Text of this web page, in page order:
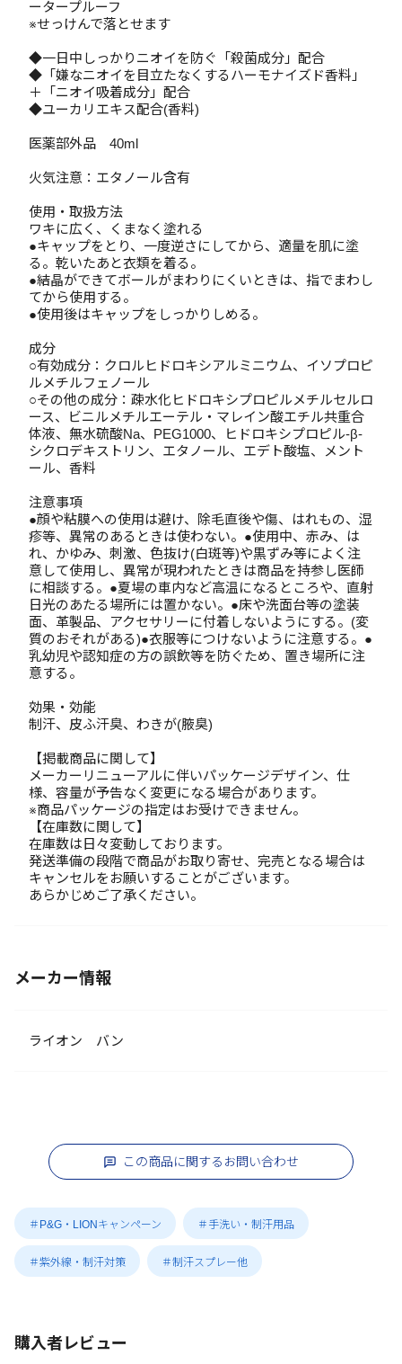
ータープルーフ
※せっけんで落とせます
◆一日中しっかりニオイを防ぐ「殺菌成分」配合
◆「嫌なニオイを目立たなくするハーモナイズド香料」
＋「ニオイ吸着成分」配合
◆ユーカリエキス配合(香料)
医薬部外品 40ml
火気注意：エタノール含有
使用・取扱方法
ワキに広く、くまなく塗れる
●キャップをとり、一度逆さにしてから、適量を肌に塗
る。乾いたあと衣類を着る。
●結晶ができてボールがまわりにくいときは、指でまわし
てから使用する。
●使用後はキャップをしっかりしめる。
成分
○有効成分：クロルヒドロキシアルミニウム、イソプロピ
ルメチルフェノール
○その他の成分：疎水化ヒドロキシプロピルメチルセルロ
ース、ビニルメチルエーテル・マレイン酸エチル共重合
体液、無水硫酸Na、PEG1000、ヒドロキシプロピル-β-
シクロデキストリン、エタノール、エデト酸塩、メント
ール、香料
注意事項
●顔や粘膜への使用は避け、除毛直後や傷、はれもの、湿
疹等、異常のあるときは使わない。●使用中、赤み、は
れ、かゆみ、刺激、色抜け(白斑等)や黒ずみ等によく注
意して使用し、異常が現われたときは商品を持参し医師
に相談する。●夏場の車内など高温になるところや、直射
日光のあたる場所には置かない。●床や洗面台等の塗装
面、革製品、アクセサリーに付着しないようにする。(変
質のおそれがある)●衣服等につけないように注意する。●
乳幼児や認知症の方の誤飲等を防ぐため、置き場所に注
意する。
効果・効能
制汗、皮ふ汗臭、わきが(腋臭)
【掲載商品に関して】
メーカーリニューアルに伴いパッケージデザイン、仕
様、容量が予告なく変更になる場合があります。
※商品パッケージの指定はお受けできません。
【在庫数に関して】
在庫数は日々変動しております。
発送準備の段階で商品がお取り寄せ、完売となる場合は
キャンセルをお願いすることがございます。
あらかじめご了承ください。
メーカー情報
ライオン バン
この商品に関するお問い合わせ
＃P&G・LIONキャンペーン ＃手洗い・制汗用品
＃紫外線・制汗対策 ＃制汗スプレー他
購入者レビュー